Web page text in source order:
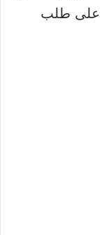
على طلب